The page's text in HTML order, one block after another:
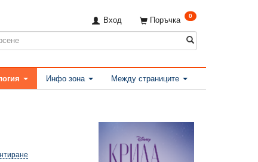
Поръчка 0
Вход
Инфо зона Между страниците